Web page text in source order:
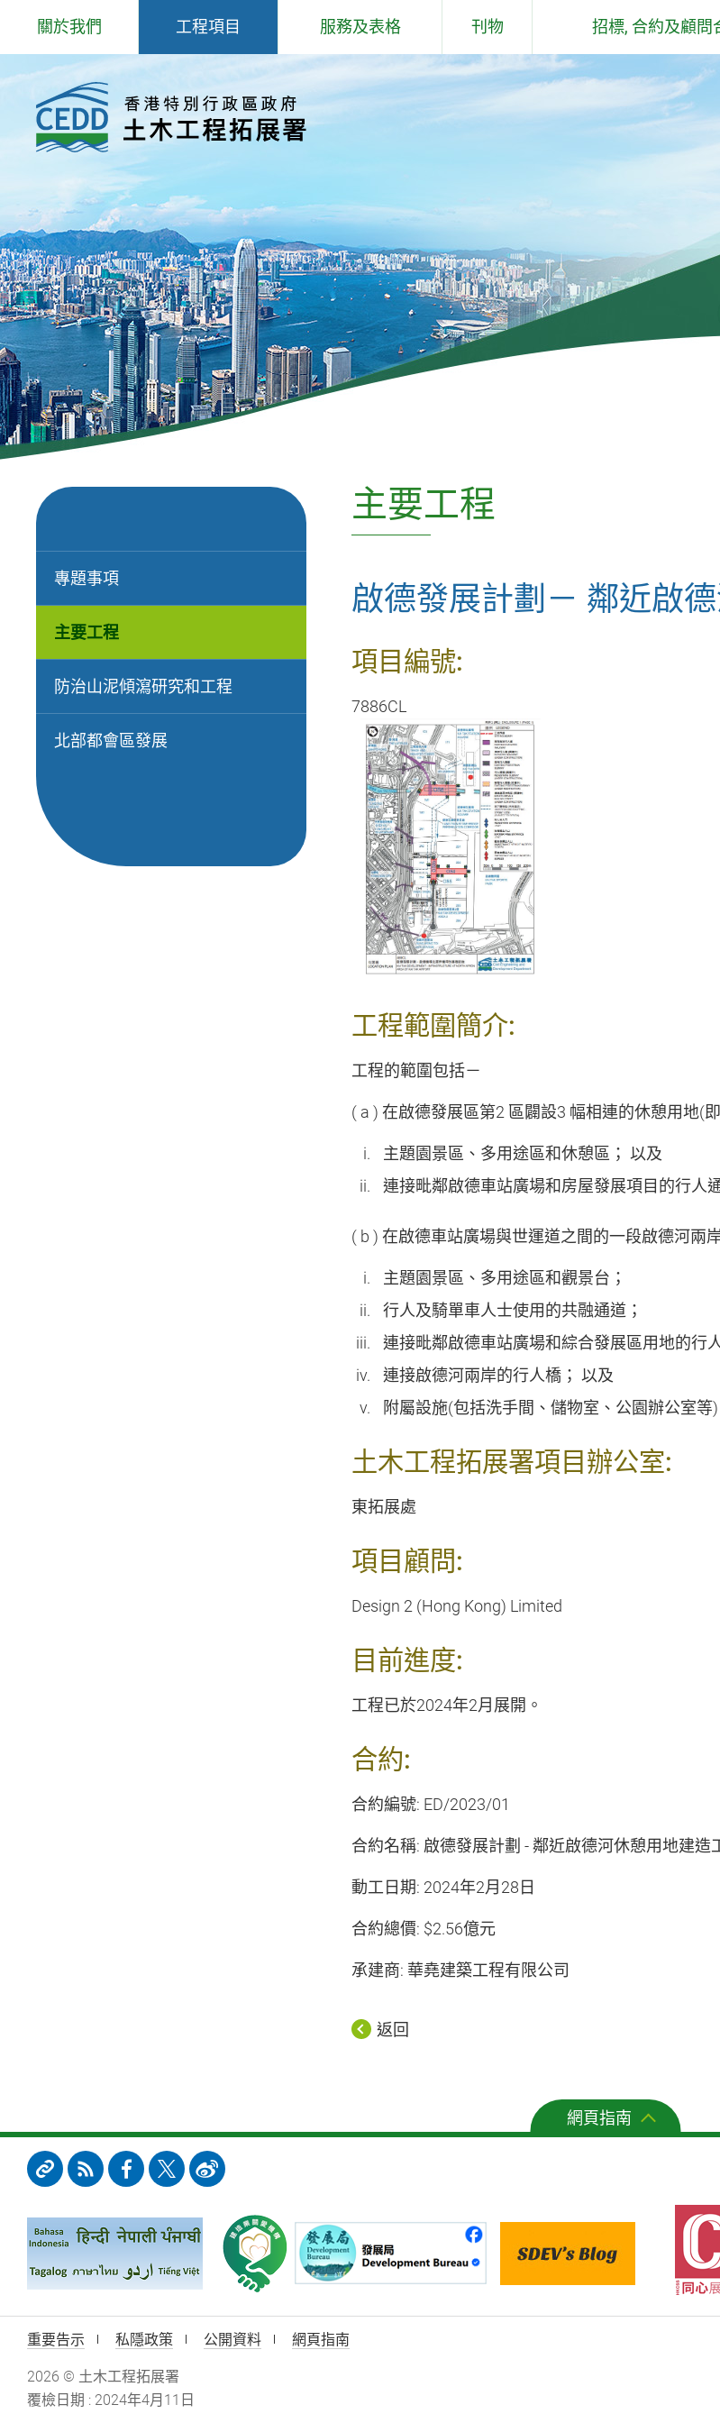
主
內
關於我們
歡迎辭
抱負、使命和信念
工程師學院
核心工作
部門政策
招聘公告
工程項目
主要工程
北部都會區發展
服務及表格
岩土工程服務
填料管理
場外預製鋼筋組件
公用表格
刊物
概要說明
土木工程拓展署 - 工作報告
土木工程拓展署技術通告
標準、規格、手冊、應用指引、投
標價格及成本指數
CEDD Playbook(只有英文版)
土力工程處刊物
雜項
如何獲得本署的刊物
招標, 合約及顧問
合約
顧問合約
專題事項
主要工程
防治山泥傾瀉研究和工程
北部都會區發展
主要工程
啟德發展計劃－ 鄰近啟
項目編號:
7886CL
工程範圍簡介:
工程的範圍包括－
( a ) 在啟德發展區第2 區闢設3 幅相連的休憩用地(即
主題園景區、多用途區和休憩區； 以及
連接毗鄰啟德車站廣場和房屋發展項目的行人
( b ) 在啟德車站廣場與世運道之間的一段啟德河兩
主題園景區、多用途區和觀景台；
行人及騎單車人士使用的共融通道；
連接毗鄰啟德車站廣場和綜合發展區用地的行
連接啟德河兩岸的行人橋； 以及
附屬設施(包括洗手間、儲物室、公園辦公室等)
土木工程拓展署項目辦公室:
東拓展處
項目顧問:
Design 2 (Hong Kong) Limited
目前進度:
工程已於2024年2月展開。
合約:
合約編號: ED/2023/01
合約名稱: 啟德發展計劃 -鄰近啟德河休憩用地建造
動工日期: 2024年2月28日
合約總價: $2.56億元
承建商: 華堯建築工程有限公司
返回
網頁指南
重要告示 私隱政策 公開資料 網頁指南
2026 © 土木工程拓展署
覆檢日期 : 2024年4月11日